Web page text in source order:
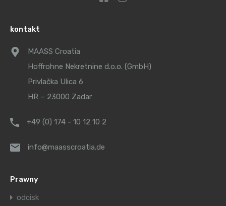
kontakt
MAASS Croatia
Hoffrohne Nekretnine d.o.o. (GmbH)
Privlačka Ulica 6
HR – 23000 Zadar
+49 (0) 174 - 10 12 10 2
info@maasscroatia.de
Prawny
odcisk